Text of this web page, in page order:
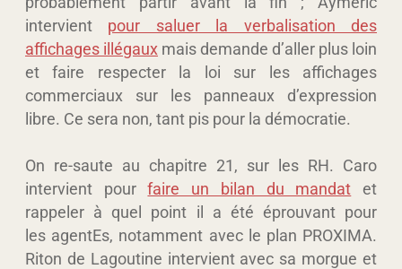
intervient pour saluer la verbalisation des
affichages illégaux mais demande d’aller plus loin
et faire respecter la loi sur les affichages
commerciaux sur les panneaux d’expression
libre. Ce sera non, tant pis pour la démocratie.
On re-saute au chapitre 21, sur les RH. Caro
intervient pourfaire un bilan du mandat et
rappeler à quel point il a été éprouvant pour
les agentEs, notamment avec le plan PROXIMA.
Riton de Lagoutine intervient avec sa morgue et